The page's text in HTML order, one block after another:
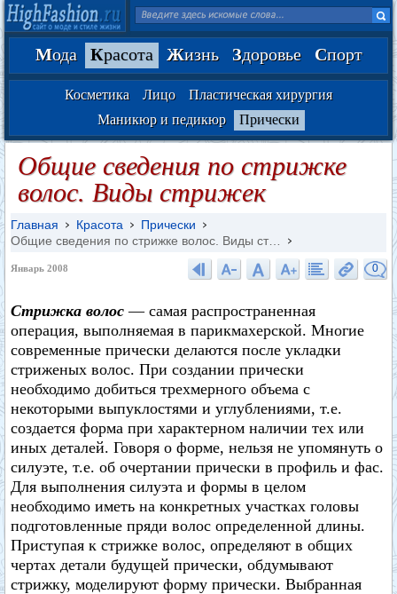
Мода Красота Жизнь Здоровье Спорт
Косметика Лицо
Пластическая хирургия
Маникюр и педикюр
Прически
Общие сведения по стрижке
волос. Виды стрижек
Главная Красота
Прически
Общие сведения по стрижке волос. Виды ст…
Январь 2008 0
Стрижка волос — самая распространенная
операция, выполняемая в парикмахерской. Многие
современные прически делаются после укладки
стриженых волос. При создании прически
необходимо добиться трехмерного объема с
некоторыми выпуклостями и углублениями, т.е.
создается форма при характерном наличии тех или
иных деталей. Говоря о форме, нельзя не упомянуть о
силуэте, т.е. об очертании прически в профиль и фас.
Для выполнения силуэта и формы в целом
необходимо иметь на конкретных участках головы
подготовленные пряди волос определенной длины.
Приступая к стрижке волос, определяют в общих
чертах детали будущей прически, обдумывают
стрижку, моделируют форму прически. Выбранная